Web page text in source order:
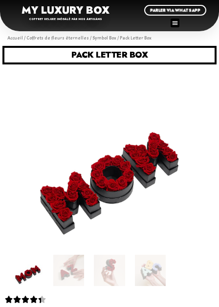
MY LUXURY BOX
COFFRET DELUXE INÉGALÉ PAR NOS ARTISANS
PARLER VIA WHATSAPP
Accueil / Coffrets de fleurs éternelles / Symbol Box/ Pack Letter Box
PACK LETTER BOX
